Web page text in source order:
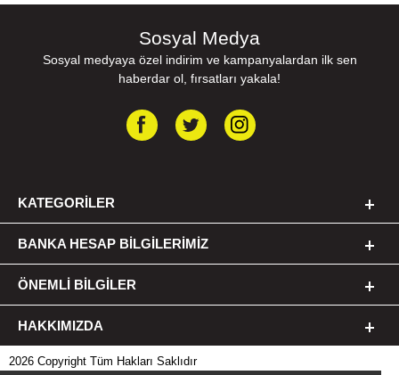
Sosyal Medya
Sosyal medyaya özel indirim ve kampanyalardan ilk sen
haberdar ol, fırsatları yakala!
KATEGORILER
BANKA HESAP BILGILERIMIZ
ÖNEMLI BILGILER
HAKKIMIZDA
2026 Copyright Tüm Hakları Saklıdır